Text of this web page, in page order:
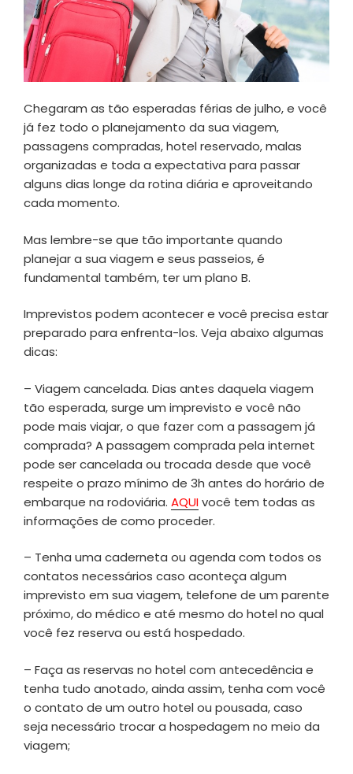
Chegaram as tão esperadas férias de julho, e você
já fez todo o planejamento da sua viagem,
passagens compradas, hotel reservado, malas
organizadas e toda a expectativa para passar
alguns dias longe da rotina diária e aproveitando
cada momento.
Mas lembre-se que tão importante quando
planejar a sua viagem e seus passeios, é
fundamental também, ter um plano B.
Imprevistos podem acontecer e você precisa estar
preparado para enfrenta-los. Veja abaixo algumas
dicas:
– Viagem cancelada. Dias antes daquela viagem
tão esperada, surge um imprevisto e você não
pode mais viajar, o que fazer com a passagem já
comprada? A passagem comprada pela internet
pode ser cancelada ou trocada desde que você
respeite o prazo mínimo de 3h antes do horário de
embarque na rodoviária. AQUIvocê tem todas as
informações de como proceder.
– Tenha uma caderneta ou agenda com todos os
contatos necessários caso aconteça algum
imprevisto em sua viagem, telefone de um parente
próximo, do médico e até mesmo do hotel no qual
você fez reserva ou está hospedado.
– Faça as reservas no hotel com antecedência e
tenha tudo anotado, ainda assim, tenha com você
o contato de um outro hotel ou pousada, caso
seja necessário trocar a hospedagem no meio da
viagem;